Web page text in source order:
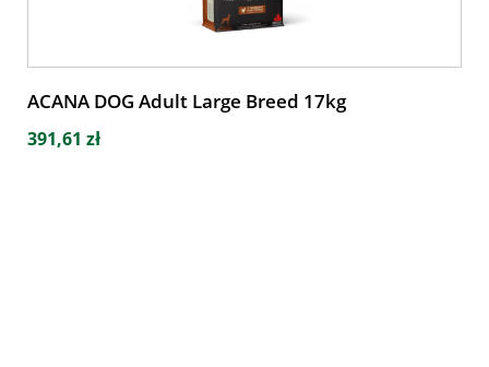
ACANA DOG Adult Large Breed 17kg
391,61 zł